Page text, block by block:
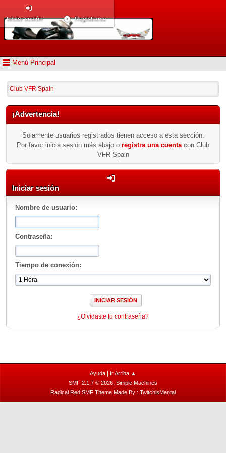
Menú Principal
Iniciar sesión Registrarse
Club VFR Spain
¡Advertencia!
Solamente usuarios registrados tienen acceso a esta sección.
Por favor inicia sesión más abajo o registra una cuenta con Club
VFR Spain
Iniciar sesión
Nombre de usuario:
Contraseña:
Tiempo de conexión:
¿Olvidaste tu contraseña?
Ayuda
Ir Arriba ▲
SMF 2.1.7 © 2026, Simple Machines
Radical Red SMF Theme Made By : TwitchisMental